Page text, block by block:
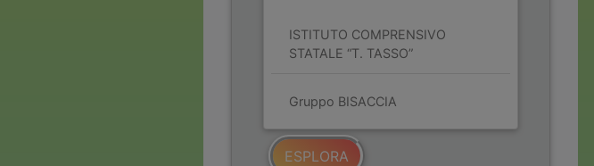
ISTITUTO COMPRENSIVO
STATALE “T. TASSO”
Gruppo BISACCIA
ESPLORA